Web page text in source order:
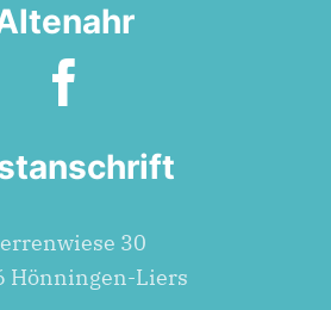
30
Hönningen-Liers